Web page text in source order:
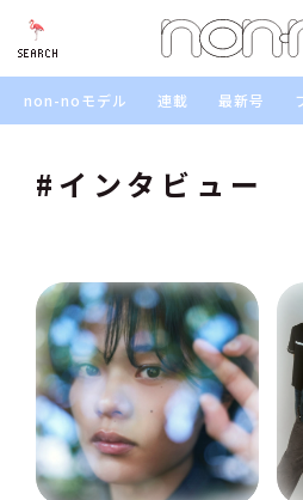
SEARCH
non-noモデル 連載 最新号
#インタビュー